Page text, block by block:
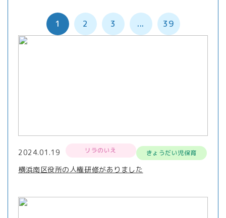
1 2 3 ... 39
2024.01.19 リラのいえ きょうだい児保育
横浜南区役所の人権研修がありました